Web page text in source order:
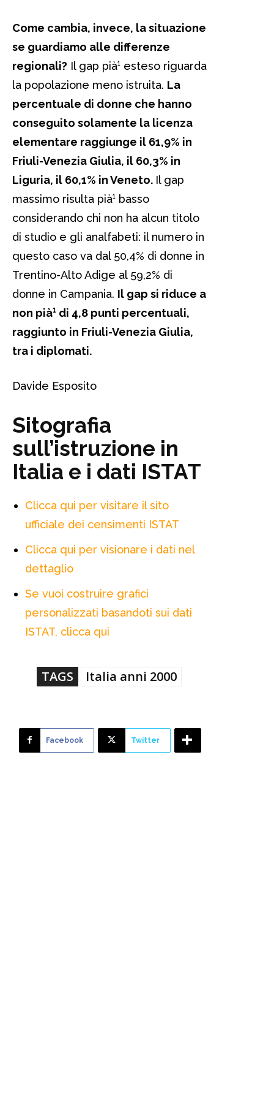
Come cambia, invece, la situazione
se guardiamo alle differenze
regionali? Il gap pià¹ esteso riguarda
la popolazione meno istruita. La
percentuale di donne che hanno
conseguito solamente la licenza
elementare raggiunge il 61,9% in
Friuli-Venezia Giulia, il 60,3% in
Liguria, il 60,1% in Veneto. Il gap
massimo risulta pià¹ basso
considerando chi non ha alcun titolo
di studio e gli analfabeti: il numero in
questo caso va dal 50,4% di donne in
Trentino-Alto Adige al 59,2% di
donne in Campania. Il gap si riduce a
non pià¹ di 4,8 punti percentuali,
raggiunto in Friuli-Venezia Giulia,
tra i diplomati.
Davide Esposito
Sitografia
sull’istruzione in
Italia e i dati ISTAT
Clicca qui per visitare il sito
ufficiale dei censimenti ISTAT
Clicca qui per visionare i dati nel
dettaglio
Se vuoi costruire grafici
personalizzati basandoti sui dati
ISTAT, clicca qui
TAGS Italia anni 2000
Facebook Twitter